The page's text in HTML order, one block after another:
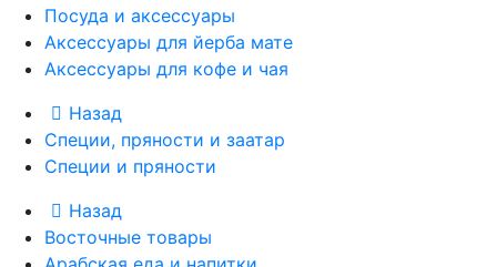
Посуда и аксессуары
Аксессуары для йерба мате
Аксессуары для кофе и чая
Назад
Специи, пряности и заатар
Специи и пряности
Назад
Восточные товары